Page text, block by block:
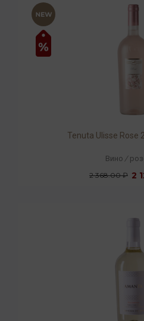
Tenuta Ulisse Rose
Вино /
2 368.00 ₽ 2